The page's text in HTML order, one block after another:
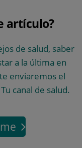
artículo?
de salud, saber
a la última en
enviaremos el
canal de salud.